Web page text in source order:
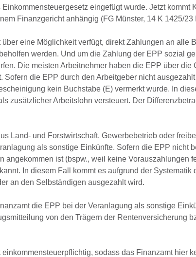
eingefügt wurde. Jetzt kommt
Finanzgericht anhängig (FG Münster, 14 K 1425/23
eine Möglichkeit verfügt, direkt Zahlungen an alle
werden. Und um die Zahlung der EPP sozial
Die meisten Arbeitnehmer haben die EPP über die
Sofern die EPP durch den Arbeitgeber nicht
kein Buchstabe (E) vermerkt wurde. In
zusätzlicher Arbeitslohn versteuert. Der
Land- und Forstwirtschaft, Gewerbebetrieb oder
als sonstige Einkünfte. Sofern die EPP nicht
angekommen ist (bspw., weil keine Vorauszahlungen
In diesem Fall kommt es aufgrund der
an den Selbständigen ausgezahlt wird.
die EPP bei der Veranlagung als sonstige
von den Trägern der Rentenversicherung
sodass das Finanzamt hier